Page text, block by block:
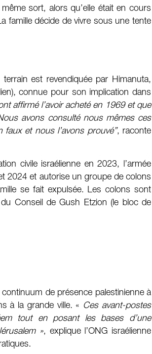
sort, alors qu’elle était en cours
famille décide de vivre sous une tente
est revendiquée par Himanuta,
connue pour son implication dans
affirmé l’avoir acheté en 1969 et que
avons consulté nous mêmes ces
et nous l’avons prouvé”, raconte
civile israélienne en 2023, l’armée
2024 et autorise un groupe de colons
se fait expulsée. Les colons sont
Conseil de Gush Etzion (le bloc de
de présence palestinienne à
à la grande ville. «
Ces avant-postes
tout en posant les bases d’une
», explique l’ONG israélienne